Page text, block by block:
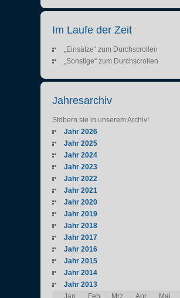
Im Laufe der Zeit
„Einsätze“ zum Durchscrollen
„Sonstige“ zum Durchscrollen
Jahresarchiv
Stöbern sie in unserem Archiv!
Jahr 2026
Jahr 2025
Jahr 2024
Jahr 2023
Jahr 2022
Jahr 2021
Jahr 2020
Jahr 2019
Jahr 2018
Jahr 2017
Jahr 2016
Jahr 2015
Jahr 2014
Jahr 2013
Jan
Feb Mrz Apr Mai